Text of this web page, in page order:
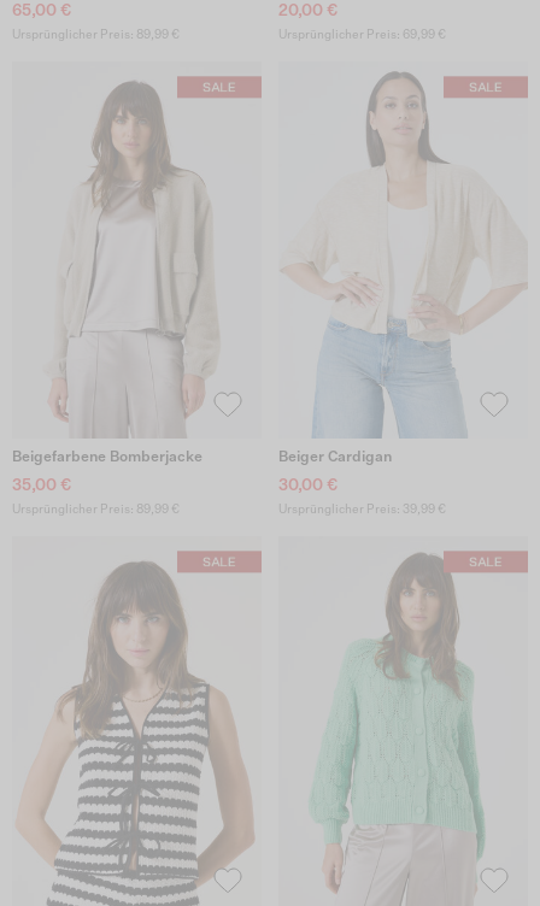
65,00 €
Ursprünglicher Preis: 89,99 €
20,00 €
Ursprünglicher Preis: 69,99 €
Beigefarbene Bomberjacke
35,00 €
Ursprünglicher Preis: 89,99 €
Beiger Cardigan
30,00 €
Ursprünglicher Preis: 39,99 €